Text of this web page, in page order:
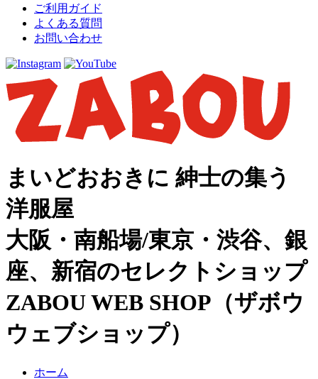
ご利用ガイド
よくある質問
お問い合わせ
まいどおおきに 紳士の集う
洋服屋
大阪・南船場/東京・渋谷、銀
座、新宿のセレクトショップ
ZABOU WEB SHOP（ザボウ
ウェブショップ）
ホーム